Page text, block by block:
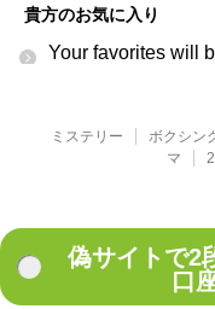
貴方のお気に入り
Your favorites will
ミステリー ボクシン
マ
偽サイトで2
口